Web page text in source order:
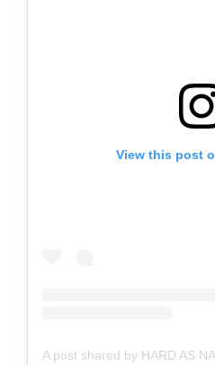
View this post